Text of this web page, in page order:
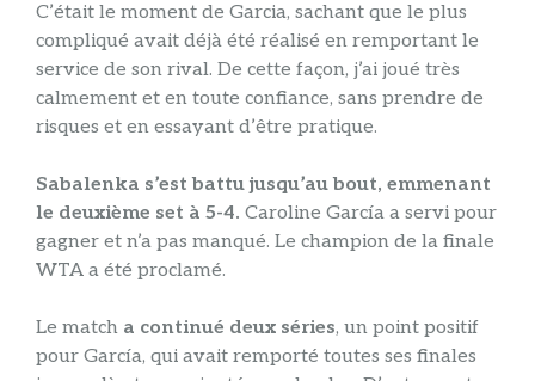
C’était le moment de Garcia, sachant que le plus
compliqué avait déjà été réalisé en remportant le
service de son rival. De cette façon, j’ai joué très
calmement et en toute confiance, sans prendre de
risques et en essayant d’être pratique.
Sabalenka s’est battu jusqu’au bout, emmenant
le deuxième set à 5-4. Caroline García a servi pour
gagner et n’a pas manqué. Le champion de la finale
WTA a été proclamé.
Le match a continué deux séries, un point positif
pour García, qui avait remporté toutes ses finales